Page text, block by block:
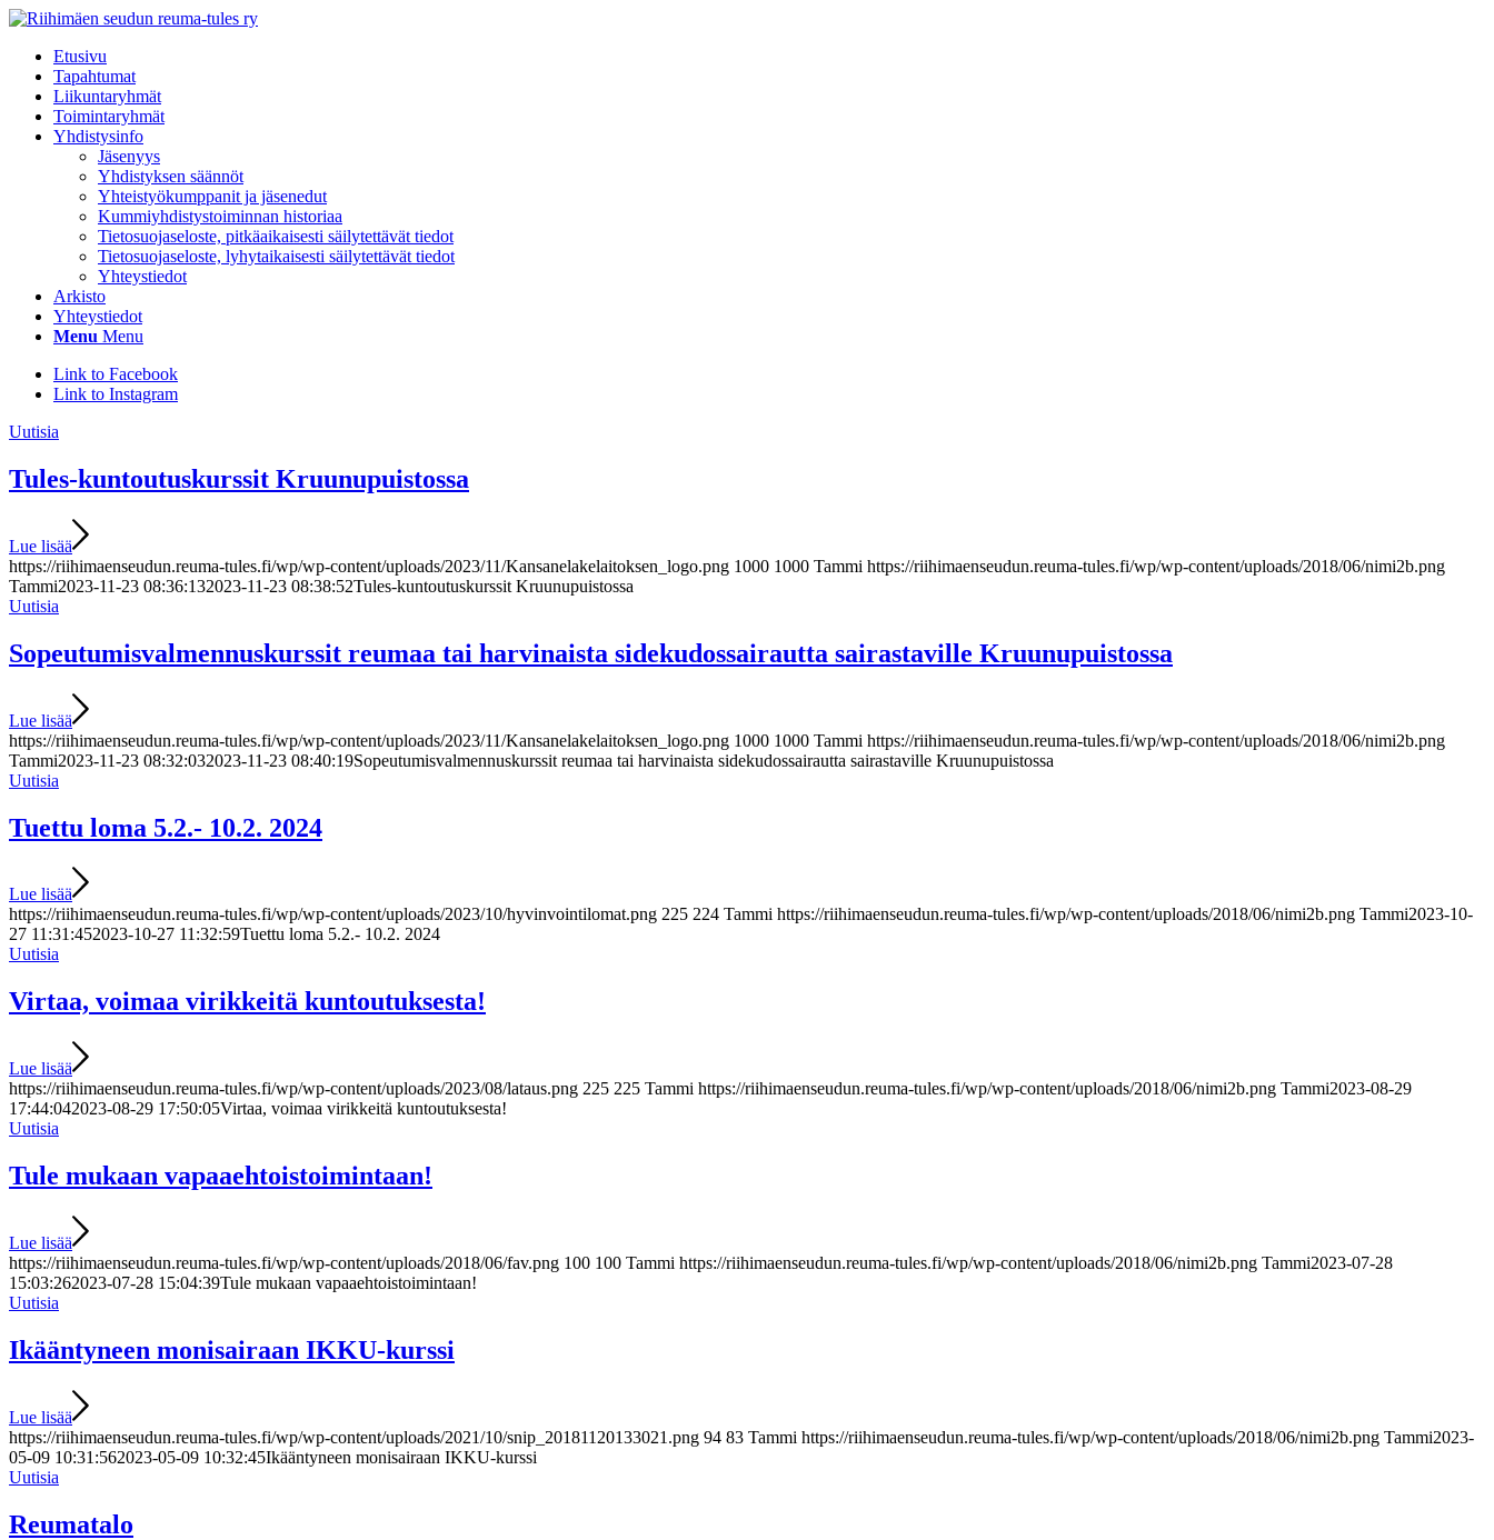
Etusivu
Tapahtumat
Liikuntaryhmät
Toimintaryhmät
Yhdistysinfo
Jäsenyys
Yhdistyksen säännöt
Yhteistyökumppanit ja jäsenedut
Kummiyhdistystoiminnan historiaa
Tietosuojaseloste, pitkäaikaisesti säilytettävät tiedot
Tietosuojaseloste, lyhytaikaisesti säilytettävät tiedot
Yhteystiedot
Arkisto
Yhteystiedot
Menu Menu
Link to Facebook
Link to Instagram
Uutisia
Tules-kuntoutuskurssit Kruunupuistossa
Lue lisää
https://riihimaenseudun.reuma-tules.fi/wp/wp-content/uploads/2023/11/Kansanelakelaitoksen_logo.png 1000 1000 Tammi https://riihimaenseudun.reuma-tules.fi/wp/wp-content/uploads/2018/06/nimi2b.png
Tammi2023-11-23 08:36:132023-11-23 08:38:52Tules-kuntoutuskurssit Kruunupuistossa
Uutisia
Sopeutumisvalmennuskurssit reumaa tai harvinaista sidekudossairautta sairastaville Kruunupuistossa
Lue lisää
https://riihimaenseudun.reuma-tules.fi/wp/wp-content/uploads/2023/11/Kansanelakelaitoksen_logo.png 1000 1000 Tammi https://riihimaenseudun.reuma-tules.fi/wp/wp-content/uploads/2018/06/nimi2b.png
Tammi2023-11-23 08:32:032023-11-23 08:40:19Sopeutumisvalmennuskurssit reumaa tai harvinaista sidekudossairautta sairastaville Kruunupuistossa
Uutisia
Tuettu loma 5.2.- 10.2. 2024
Lue lisää
https://riihimaenseudun.reuma-tules.fi/wp/wp-content/uploads/2023/10/hyvinvointilomat.png 225 224 Tammi https://riihimaenseudun.reuma-tules.fi/wp/wp-content/uploads/2018/06/nimi2b.png Tammi2023-10-
27 11:31:452023-10-27 11:32:59Tuettu loma 5.2.- 10.2. 2024
Uutisia
Virtaa, voimaa virikkeitä kuntoutuksesta!
Lue lisää
https://riihimaenseudun.reuma-tules.fi/wp/wp-content/uploads/2023/08/lataus.png 225 225 Tammi https://riihimaenseudun.reuma-tules.fi/wp/wp-content/uploads/2018/06/nimi2b.png Tammi2023-08-29
17:44:042023-08-29 17:50:05Virtaa, voimaa virikkeitä kuntoutuksesta!
Uutisia
Tule mukaan vapaaehtoistoimintaan!
Lue lisää
https://riihimaenseudun.reuma-tules.fi/wp/wp-content/uploads/2018/06/fav.png 100 100 Tammi https://riihimaenseudun.reuma-tules.fi/wp/wp-content/uploads/2018/06/nimi2b.png Tammi2023-07-28
15:03:262023-07-28 15:04:39Tule mukaan vapaaehtoistoimintaan!
Uutisia
Ikääntyneen monisairaan IKKU-kurssi
Lue lisää
https://riihimaenseudun.reuma-tules.fi/wp/wp-content/uploads/2021/10/snip_20181120133021.png 94 83 Tammi https://riihimaenseudun.reuma-tules.fi/wp/wp-content/uploads/2018/06/nimi2b.png Tammi2023-
05-09 10:31:562023-05-09 10:32:45Ikääntyneen monisairaan IKKU-kurssi
Uutisia
Reumatalo